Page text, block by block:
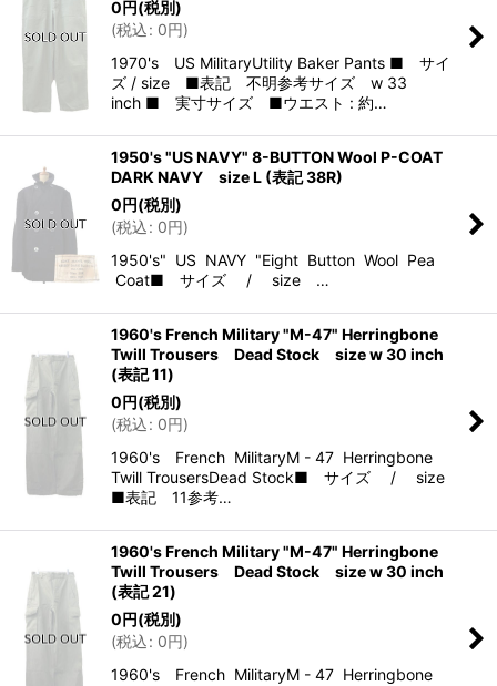
0円(税別)
(税込: 0円)
1970's US MilitaryUtility Baker Pants ■ サイ
ズ / size ■表記 不明参考サイズ w 33
inch ■ 実寸サイズ ■ウエスト : 約…
1950's "US NAVY" 8-BUTTON Wool P-COAT
DARK NAVY size L (表記 38R)
0円(税別)
(税込: 0円)
1950's" US NAVY "Eight Button Wool Pea
Coat■ サイズ / size …
1960's French Military "M-47" Herringbone
Twill Trousers Dead Stock size w 30 inch
(表記 11)
0円(税別)
(税込: 0円)
1960's French MilitaryM - 47 Herringbone
Twill TrousersDead Stock■ サイズ / size
■表記 11参考…
1960's French Military "M-47" Herringbone
Twill Trousers Dead Stock size w 30 inch
(表記 21)
0円(税別)
(税込: 0円)
1960's French MilitaryM - 47 Herringbone